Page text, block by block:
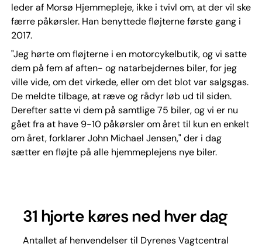
leder af Morsø Hjemmepleje, ikke i tvivl om, at der vil ske
færre påkørsler. Han benyttede fløjterne første gang i
2017.
"Jeg hørte om fløjterne i en motorcykelbutik, og vi satte
dem på fem af aften- og natarbejdernes biler, for jeg
ville vide, om det virkede, eller om det blot var salgsgas.
De meldte tilbage, at ræve og rådyr løb ud til siden.
Derefter satte vi dem på samtlige 75 biler, og vi er nu
gået fra at have 9-10 påkørsler om året til kun en enkelt
om året, forklarer John Michael Jensen," der i dag
sætter en fløjte på alle hjemmeplejens nye biler.
31 hjorte køres ned hver dag
Antallet af henvendelser til Dyrenes Vagtcentral